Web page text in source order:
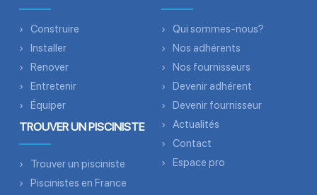
Construire
Installer
Renover
Entretenir
Équiper
TROUVER UN PISCINISTE
Trouver un pisciniste
Piscinistes en France
Qui sommes-nous?
Nos adhérents
Nos fournisseurs
Devenir adhérent
Devenir fournisseur
Actualités
Contact
Espace pro